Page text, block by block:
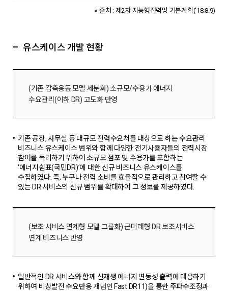
출처 : 제2차 지능형전력망 기본계획(’18.8.9)
유스케이스 개발 현황
(기존 감축응동 모델 세분화) 소규모/수용가 에너지
수요관리(이하 DR) 고도화 반영
기존 공장, 사무실 등 대규모 전력수요처를 대상으로 하는 수요관리
비즈니스 유스케이스 범위와 함께 다양한 전기사용자들의 전력시장
참여를 독려하기 위하여 소규모 점포 및 수용가를 포함하는
‘에너지쉼표(국민DR)’에 대한 신규 비즈니스 유스케이스를
수집하였다. 즉, 누구나 전력 소비를 효율적으로 관리하고 참여할 수
있는 DR 서비스의 신규 범위를 확대하여 그 정보를 제공하였다.
(보조 서비스 연계형 모델 그룹화) 근미래형 DR 보조서비스
연계 비즈니스 반영
일반적인 DR 서비스와 함께 신재생 에너지 변동성 출력에 대응하기
위하여 비상발전 수요반응 개념인 Fast DR11)을 통한 주파수조정과